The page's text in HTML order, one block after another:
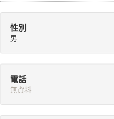
性別
男
電話
無資料